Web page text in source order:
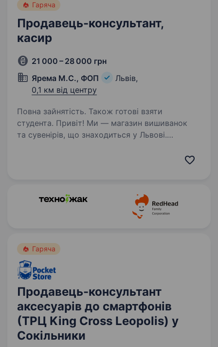
Гаряча
Продавець-консультант,
касир
21 000 – 28 000 грн
Ярема М.С., ФОП
Львів,
0,1 км від центру
Повна зайнятість. Також готові взяти
студента. Привіт! Ми — магазин вишиванок
та сувенірів, що знаходиться у Львові.
Гаряча
Продавець-консультант
аксесуарів до смартфонів
(ТРЦ King Cross Leopolis) у
Сокільники